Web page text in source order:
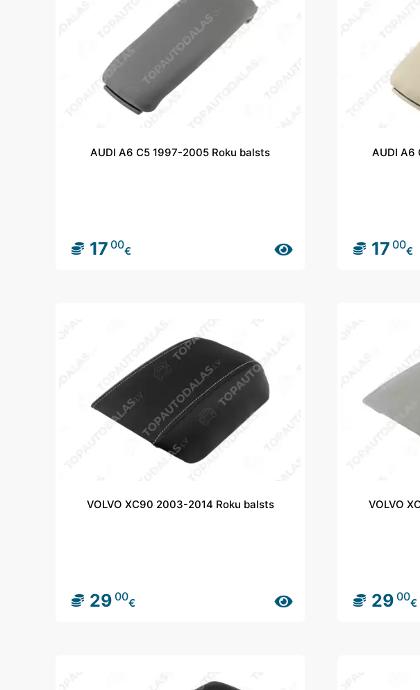
AUDI A6 C5 1997-2005 Roku balsts
17 00€
AUDI A6
17 00€
VOLVO XC90 2003-2014 Roku balsts
29 00€
VOLVO
29 00€